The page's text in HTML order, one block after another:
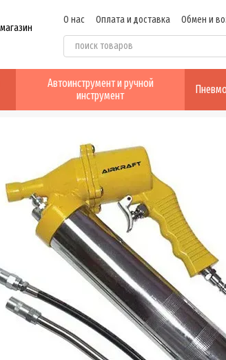
О нас Оплата и доставка Обмен и
Отзывы о магазине
Автоинструмент и ручной
инструмент